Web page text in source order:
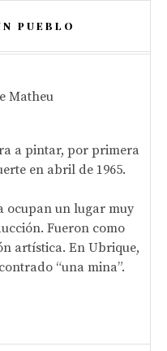
PUEBLO
a pintar, por primera
en abril de 1965.
ocupan un lugar muy
Fueron como
artística. En Ubrique,
“una mina”.